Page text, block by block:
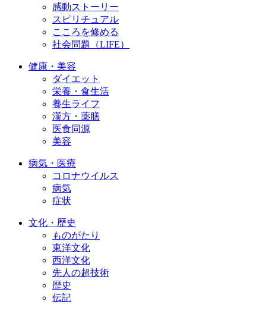
感動ストーリー
スピリチュアル
こころを修める
社会問題（LIFE）
健康・美容
ダイエット
栄養・食生活
養生ライフ
漢方・薬膳
医食同源
美容
病気・医療
コロナウイルス
病気
症状
文化・歴史
ものがたり
東洋文化
西洋文化
先人の超技術
歴史
伝記